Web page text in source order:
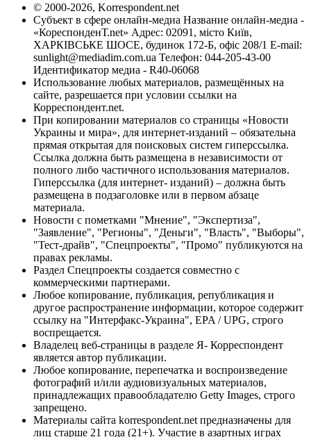
© 2000-2026, Korrespondent.net
Субъект в сфере онлайн-медиа Название онлайн-медиа -
«КореспонденТ.net» Адрес: 02091, місто Київ,
ХАРКІВСЬКЕ ШОСЕ, будинок 172-Б, офіс 208/1 E-mail:
sunlight@mediadim.com.ua Телефон: 044-205-43-00
Идентификатор медиа - R40-06068
Использование любых материалов, размещённых на
сайте, разрешается при условии ссылки на
Корреспондент.net.
При копировании материалов со страницы «Новости
Украины и мира», для интернет-изданий – обязательна
прямая открытая для поисковых систем гиперссылка.
Ссылка должна быть размещена в независимости от
полного либо частичного использования материалов.
Гиперссылка (для интернет- изданий) – должна быть
размещена в подзаголовке или в первом абзаце
материала.
Новости с пометками "Мнение", "Экспертиза",
"Заявление", "Регионы", "Деньги", "Власть", "Выборы",
"Тест-драйв", "Спецпроекты", "Промо" публикуются на
правах рекламы.
Раздел Спецпроекты создается совместно с
коммерческими партнерами.
Любое копирование, публикация, републикация и
другое распространение информации, которое содержит
ссылку на "Интерфакс-Украина", EPA / UPG, строго
воспрещается.
Владелец веб-страницы в разделе Я- Корреспондент
является автор публикации.
Любое копирование, перепечатка и воспроизведение
фотографий и/или аудиовизуальных материалов,
принадлежащих правообладателю Getty Images, строго
запрещено.
Материалы сайта korrespondent.net предназначены для
лиц старше 21 года (21+). Участие в азартных играх